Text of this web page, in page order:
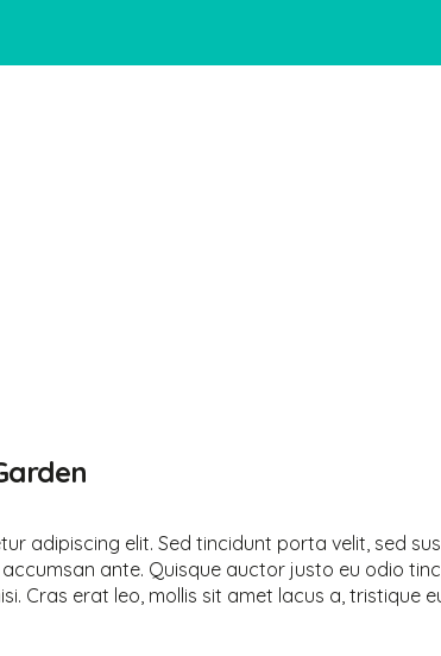
adipiscing elit. Sed tincidunt porta velit, sed
ante. Quisque auctor justo eu odio
Cras erat leo, mollis sit amet lacus a, tristique